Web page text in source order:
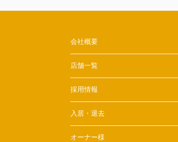
会社概要
店舗一覧
採用情報
入居・退去
オーナー様